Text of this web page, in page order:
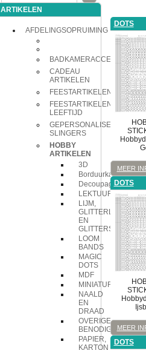
ARTIKELEN
AFDELINGSOPRUIMING
BADKAMERACCESSOIRES
CADEAU
ARTIKELEN
FEESTARTIKELEN
FEESTARTIKELEN
LEEFTIJD
GEPERSONALISEERDE
SLINGERS
HOBBY
ARTIKELEN
3D
Borduurkaarten
Decoupage
LEKTUUR
LIJM,
GLITTERLIJM
EN
GLITTERS
LOOM
BANDS
MAGIC
DOTS
MDF
MINIATUREN
NAALD
EN
DRAAD
OVERIGE
BENODIGDHEDEN
PAPIER,
KARTON
DOTS
MEER
DOTS
MEER
DOTS